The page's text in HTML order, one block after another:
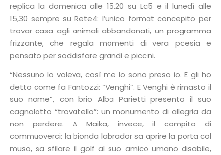
replica la domenica alle 15.20 su La5 e il lunedì alle
15,30 sempre su Rete4: l’unico format concepito per
trovar casa agli animali abbandonati, un programma
frizzante, che regala momenti di vera poesia e
pensato per soddisfare grandi e piccini.
“Nessuno lo voleva, così me lo sono preso io. E gli ho
detto come fa Fantozzi: “Venghi”. E Venghi è rimasto il
suo nome”, con brio Alba Parietti presenta il suo
cagnolotto “trovatello”: un monumento di allegria da
non perdere. A Maika, invece, il compito di
commuoverci: la bionda labrador sa aprire la porta col
muso, sa sfilare il golf al suo amico umano disabile,